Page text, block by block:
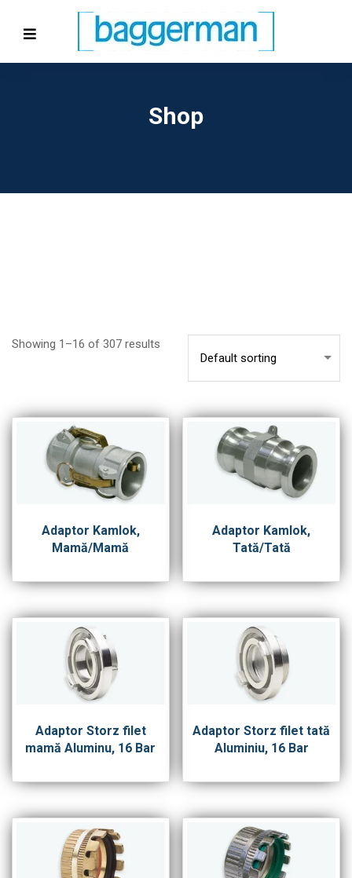
Shop
Showing 1–16 of 307 results
Adaptor Kamlok,
Mamă/Mamă
Adaptor Kamlok,
Tată/Tată
Adaptor Storz filet
mamă Aluminu, 16 Bar
Adaptor Storz filet tată
Aluminiu, 16 Bar